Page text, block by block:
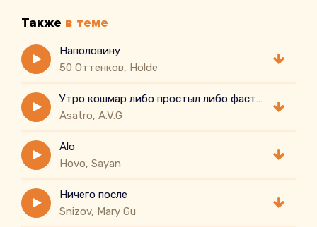
После предложения выскочить по разам
В челе нету духа, я вижу все по глазам
Также в теме
Наполовину
50 Оттенков, Holde
Утро кошмар либо простыл либо фастфуд
Asatro, A.V.G
Alo
Hovo, Sayan
Ничего после
Snizov, Mary Gu